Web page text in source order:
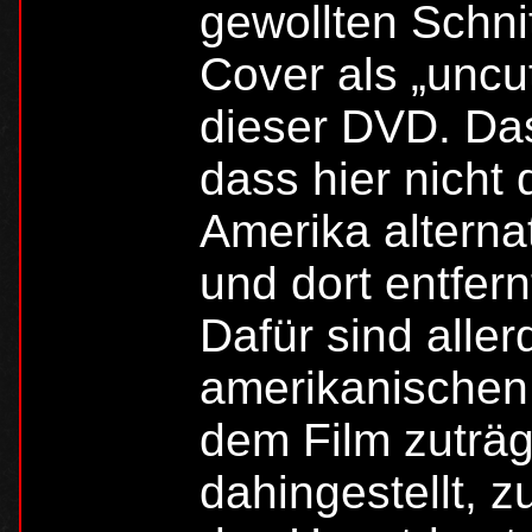
gewollten
Cover als
dieser DVD.
dass hier nicht
Amerika
und dort
Dafür sind
dem Film
dahingestellt,